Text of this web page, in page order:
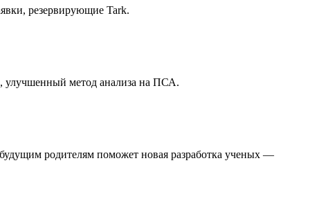
резервирующие Tark.
улучшенный метод анализа на ПСА.
родителям поможет новая разработка ученых —